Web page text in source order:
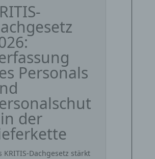
Personals
der
KRITIS-Dachgesetz stärkt